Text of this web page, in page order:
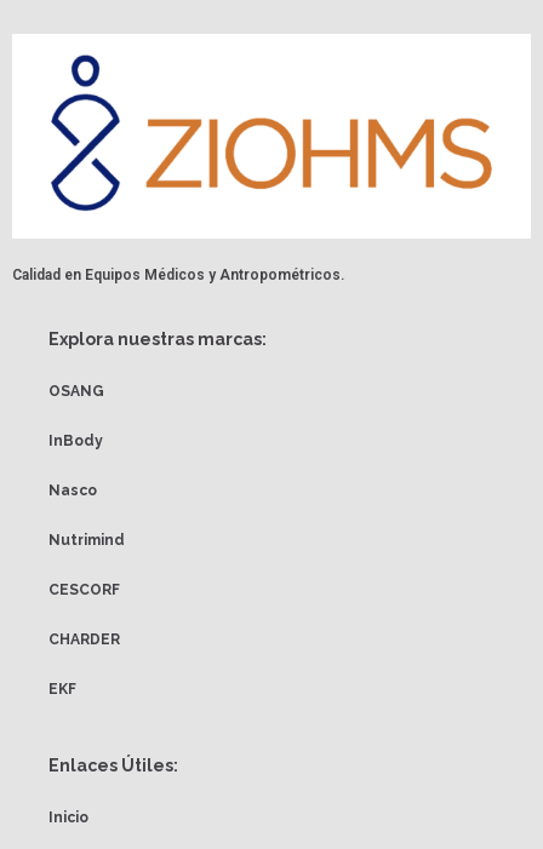
Calidad en Equipos Médicos y Antropométricos.
Explora nuestras marcas:
OSANG
InBody
Nasco
Nutrimind
CESCORF
CHARDER
EKF
Enlaces Útiles:
Inicio